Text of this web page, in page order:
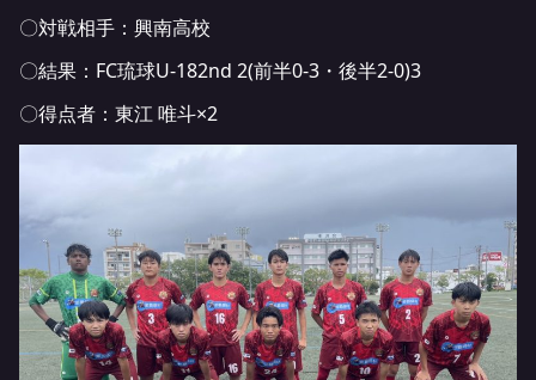
〇対戦相手：興南高校
〇結果：FC琉球U-182nd 2(前半0-3・後半2-0)3
〇得点者：東江 唯斗×2